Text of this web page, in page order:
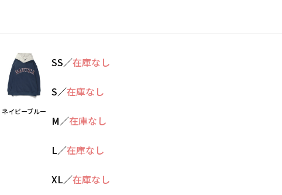
ネイビーブルー
SS／在庫なし
S／在庫なし
M／在庫なし
L／在庫なし
XL／在庫なし